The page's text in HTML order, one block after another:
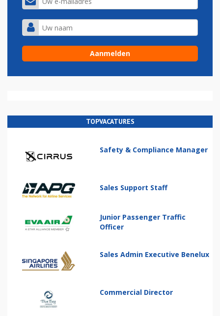
TOPVACATURES
Safety & Compliance Manager
Sales Support Staff
Junior Passenger Traffic
Officer
Sales Admin Executive Benelux
Commercial Director